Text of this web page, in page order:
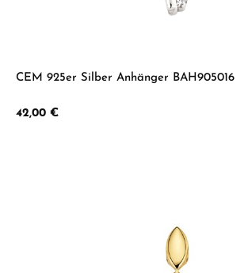
CEM 925er Silber Anhänger BAH905016
Regulärer Preis:
42,00 €